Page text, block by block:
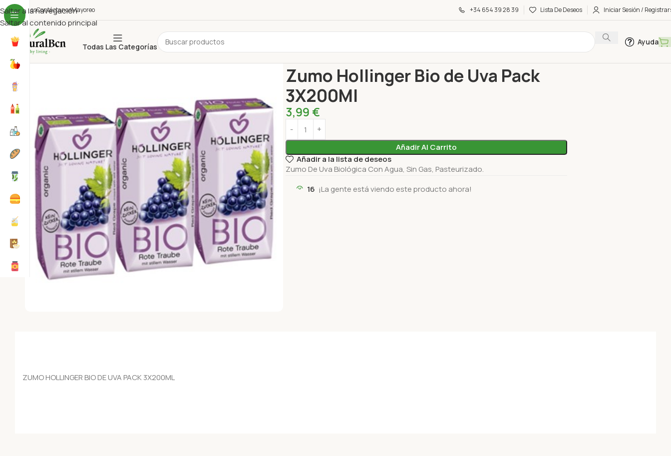
Saltar a la navegación
Saltar al contenido principal
SomosContáctanosMayoreo +34 654 39 28 39 Lista De Deseos Iniciar Sesión /
Todas Las Categorías
Ayuda
Zumo Hollinger Bio de Uva Pack
3X200Ml
3,99 €
Añadir Al Carrito
Añadir a la lista de deseos
Zumo De Uva Biológica Con Agua, Sin Gas, Pasteurizado.
16 ¡La gente está viendo este producto ahora!
ZUMO HOLLINGER BIO DE UVA PACK 3X200ML